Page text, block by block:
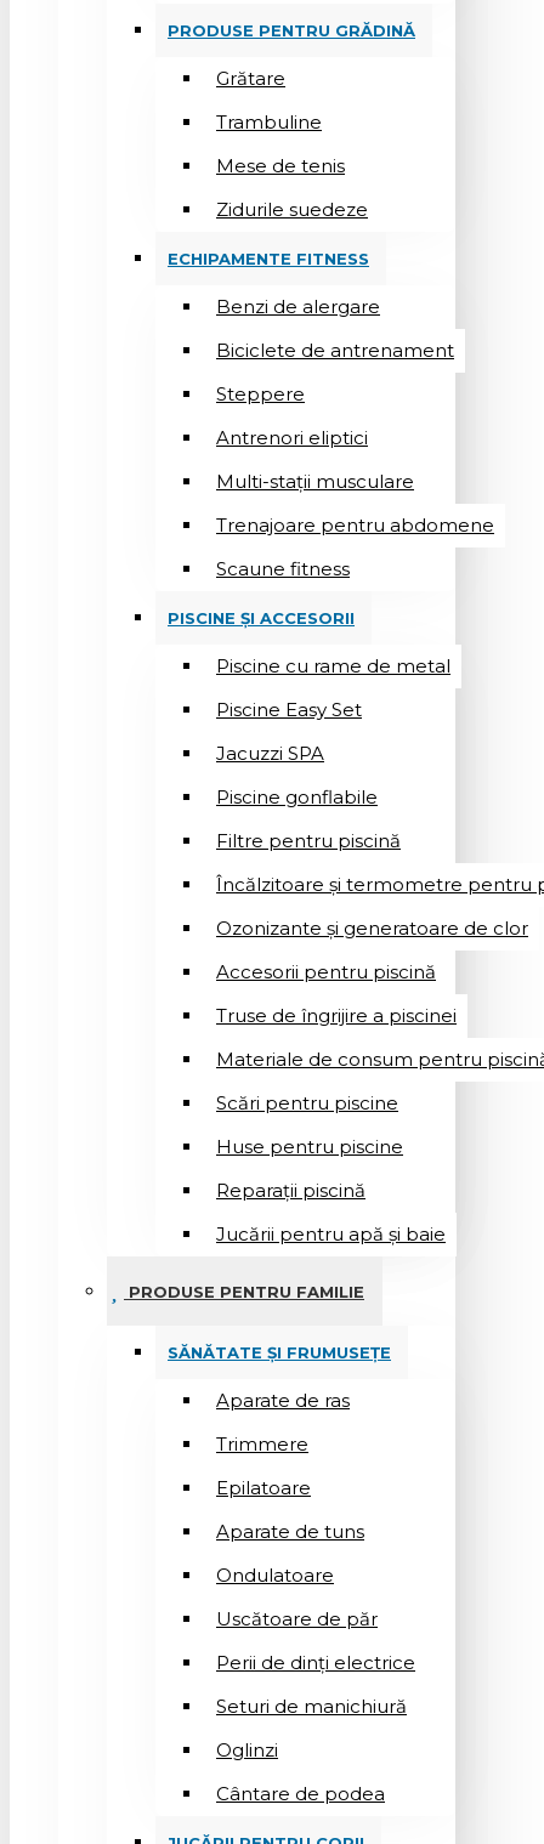
PRODUSE PENTRU GRĂDINĂ
Grătare
Trambuline
Mese de tenis
Zidurile suedeze
ECHIPAMENTE FITNESS
Benzi de alergare
Biciclete de antrenament
Steppere
Antrenori eliptici
Multi-stații musculare
Trenajoare pentru abdomene
Scaune fitness
PISCINE ȘI ACCESORII
Piscine cu rame de metal
Piscine Easy Set
Jacuzzi SPA
Piscine gonflabile
Filtre pentru piscină
Încălzitoare și termometre pentru
Ozonizante și generatoare de clor
Accesorii pentru piscină
Truse de îngrijire a piscinei
Materiale de consum pentru
Scări pentru piscine
Huse pentru piscine
Reparații piscină
Jucării pentru apă și baie
PRODUSE PENTRU FAMILIE
SĂNĂTATE ȘI FRUMUSEȚE
Aparate de ras
Trimmere
Epilatoare
Aparate de tuns
Ondulatoare
Uscătoare de păr
Perii de dinți electrice
Seturi de manichiură
Oglinzi
Cântare de podea